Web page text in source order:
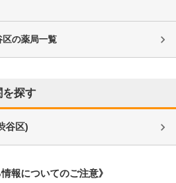
区の薬局一覧
を探す
谷区)
報についてのご注意》